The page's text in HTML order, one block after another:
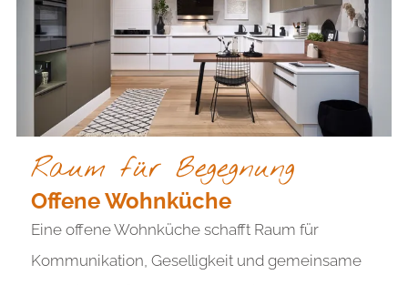
Raum für Begegnung
Offene Wohnküche
Eine offene Wohnküche schafft Raum für
Kommunikation, Geselligkeit und gemeinsame